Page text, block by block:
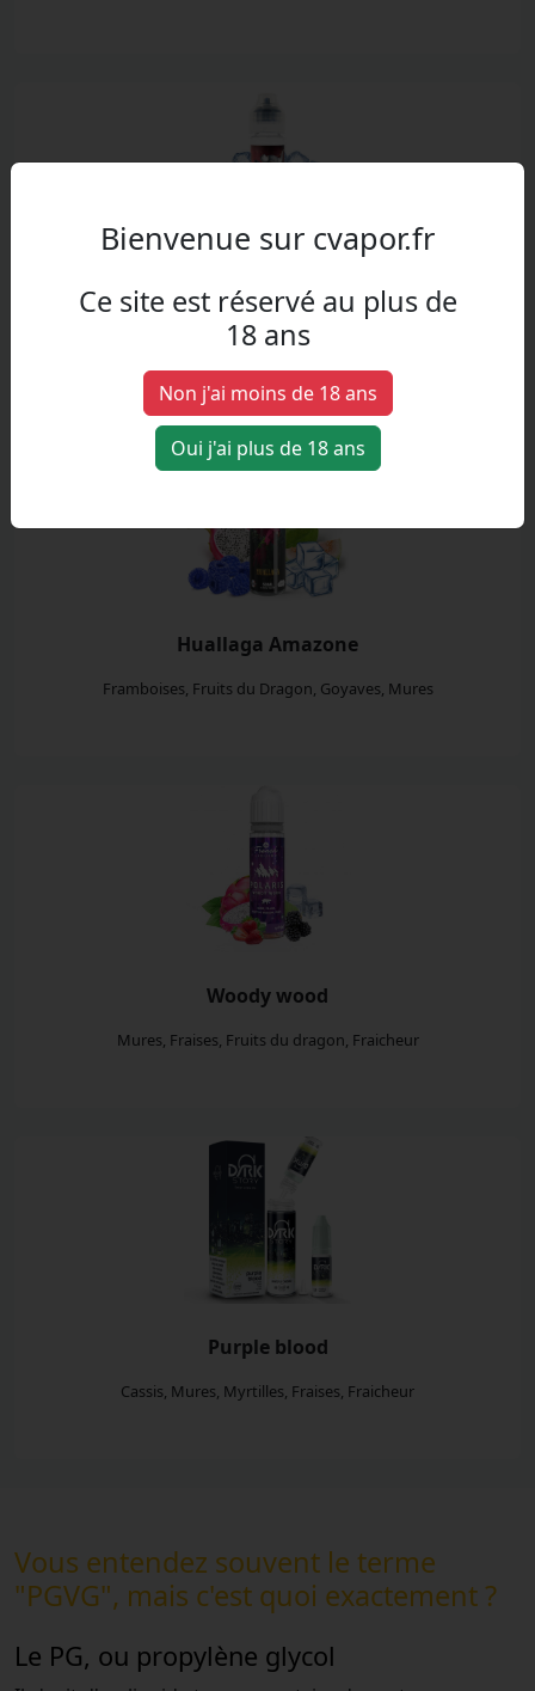
Ragnarok
Fraises, Fraises des bois, Framboises, Mures, cassis, Fraicheur
Huallaga Amazone
Framboises, Fruits du Dragon, Goyaves, Mures
Woody wood
Mures, Fraises, Fruits du dragon, Fraicheur
Purple blood
Cassis, Mures, Myrtilles, Fraises, Fraicheur
Vous entendez souvent le terme
"PGVG", mais c'est quoi exactement ?
Le PG, ou propylène glycol
Bienvenue sur cvapor.fr
Ce site est réservé au plus de
18 ans
Non j'ai moins de 18 ans
Oui j'ai plus de 18 ans